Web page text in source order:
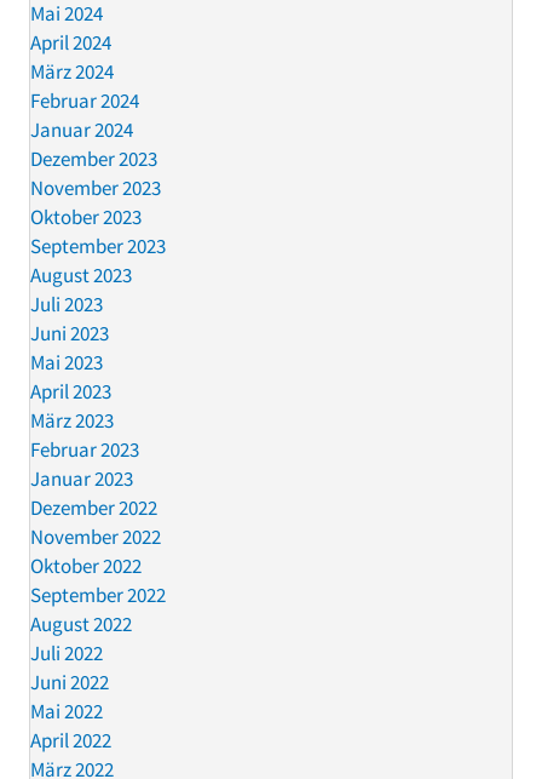
Mai 2024
April 2024
März 2024
Februar 2024
Januar 2024
Dezember 2023
November 2023
Oktober 2023
September 2023
August 2023
Juli 2023
Juni 2023
Mai 2023
April 2023
März 2023
Februar 2023
Januar 2023
Dezember 2022
November 2022
Oktober 2022
September 2022
August 2022
Juli 2022
Juni 2022
Mai 2022
April 2022
März 2022